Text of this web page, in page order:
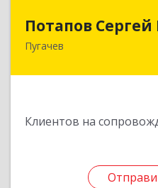
Потапов
Пугачев
Клиентов на
Потапов